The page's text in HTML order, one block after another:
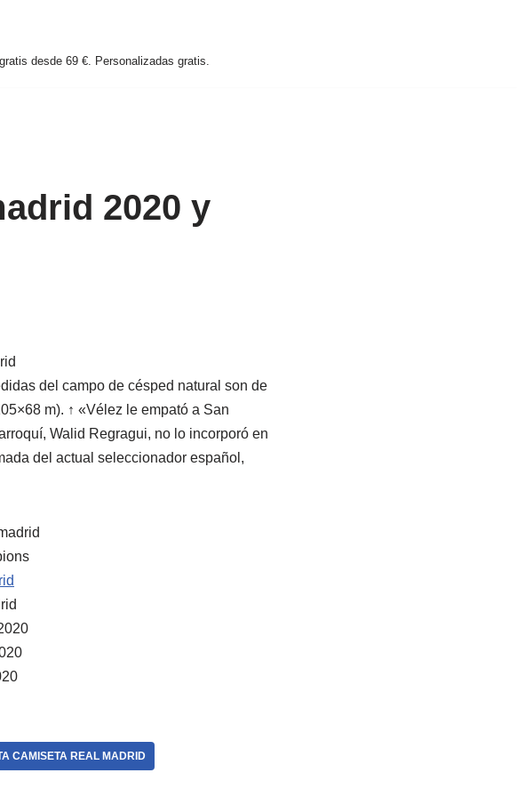
desde 69 €. Personalizadas gratis.
2020 y
del campo de césped natural son de
m). ↑ «Vélez le empató a San
Walid Regragui, no lo incorporó en
del actual seleccionador español,
CAMISETA REAL MADRID